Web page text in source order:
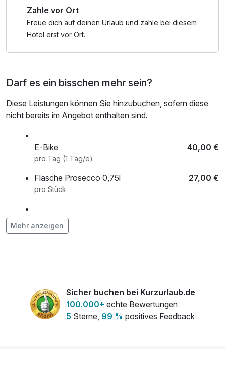
Zahle vor Ort
Freue dich auf deinen Urlaub und zahle bei diesem
Hotel erst vor Ort.
Darf es ein bisschen mehr sein?
Diese Leistungen können Sie hinzubuchen, sofern diese
nicht bereits im Angebot enthalten sind.
E-Bike 40,00 €
pro Tag (1 Tag/e)
Flasche Prosecco 0,75l 27,00 €
pro Stück
Haustier
pro Nacht
Mehr anzeigen
Sicher buchen bei Kurzurlaub.de
100.000+ echte Bewertungen
5 Sterne, 99 % positives Feedback